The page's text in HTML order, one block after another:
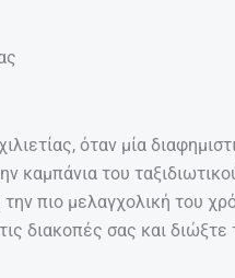
όταν μία
καμπάνια του
πιο μελαγχολική του
διακοπές σας και